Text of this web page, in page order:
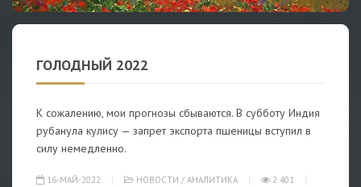
ГОЛОДНЫЙ 2022
К сожалению, мои прогнозы сбываются. В субботу Индия
рубанула кулису — запрет экспорта пшеницы вступил в
силу немедленно.
16-МАЙ-2022 НОВОСТИ / АНАЛИТИКА
2 401